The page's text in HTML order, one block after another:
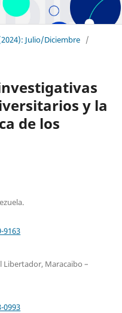
Julio/Diciembre /
y la
de los
9163
Libertador, Maracaibo –
0993